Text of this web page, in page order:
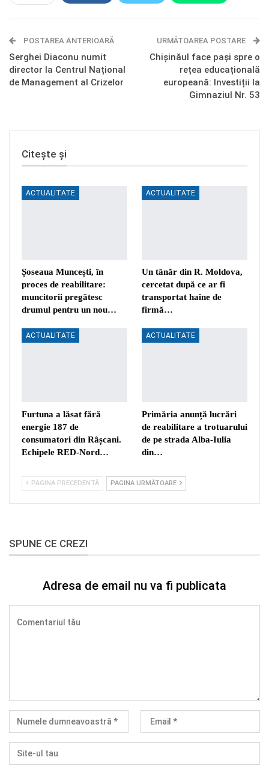
Telegram OK.ru
POSTAREA ANTERIOARĂ
Serghei Diaconu numit
director la Centrul Național
de Management al Crizelor
URMĂTOAREA POSTARE
Chișinăul face pași spre o
rețea educațională
europeană: Investiții la
Gimnaziul Nr. 53
Citește și
ACTUALITATE
Șoseaua Muncești, în
proces de reabilitare:
muncitorii pregătesc
drumul pentru un nou…
ACTUALITATE
Un tânăr din R. Moldova,
cercetat după ce ar fi
transportat haine de
firmă…
ACTUALITATE
Furtuna a lăsat fără
energie 187 de
consumatori din Râșcani.
Echipele RED-Nord…
ACTUALITATE
Primăria anunță lucrări
de reabilitare a trotuarului
de pe strada Alba-Iulia
din…
PAGINA PRECEDENTĂ PAGINA URMĂTOARE
SPUNE CE CREZI
Adresa de email nu va fi publicata